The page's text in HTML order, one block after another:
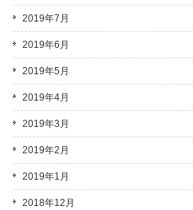
2019年7月
2019年6月
2019年5月
2019年4月
2019年3月
2019年2月
2019年1月
2018年12月